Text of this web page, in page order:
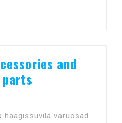
and
haagissuvila varuosad